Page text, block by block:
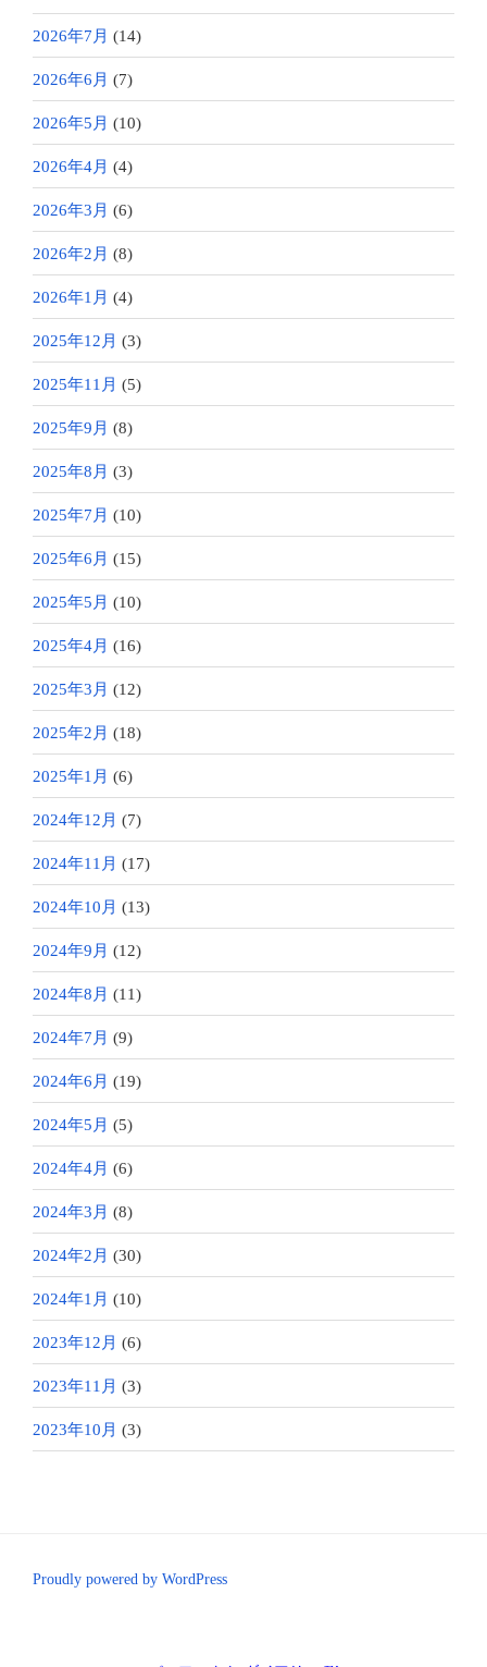
2026年7月 (14)
2026年6月 (7)
2026年5月 (10)
2026年4月 (4)
2026年3月 (6)
2026年2月 (8)
2026年1月 (4)
2025年12月 (3)
2025年11月 (5)
2025年9月 (8)
2025年8月 (3)
2025年7月 (10)
2025年6月 (15)
2025年5月 (10)
2025年4月 (16)
2025年3月 (12)
2025年2月 (18)
2025年1月 (6)
2024年12月 (7)
2024年11月 (17)
2024年10月 (13)
2024年9月 (12)
2024年8月 (11)
2024年7月 (9)
2024年6月 (19)
2024年5月 (5)
2024年4月 (6)
2024年3月 (8)
2024年2月 (30)
2024年1月 (10)
2023年12月 (6)
2023年11月 (3)
2023年10月 (3)
Proudly powered by WordPress